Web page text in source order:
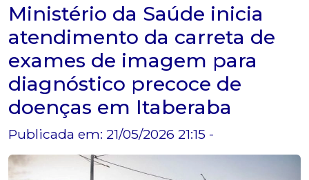
Ministério da Saúde inicia
atendimento da carreta de
exames de imagem para
diagnóstico precoce de
doenças em Itaberaba
Publicada em: 21/05/2026 21:15 -